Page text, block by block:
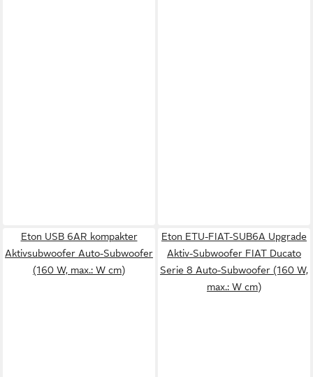
Eton USB 6AR kompakter
Aktivsubwoofer Auto-Subwoofer
(160 W, max.: W cm)
Eton ETU-FIAT-SUB6A Upgrade
Aktiv-Subwoofer FIAT Ducato
Serie 8 Auto-Subwoofer (160 W,
max.: W cm)